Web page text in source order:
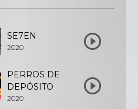
SE7EN
2020
PERROS DE
DEPÓSITO
2020